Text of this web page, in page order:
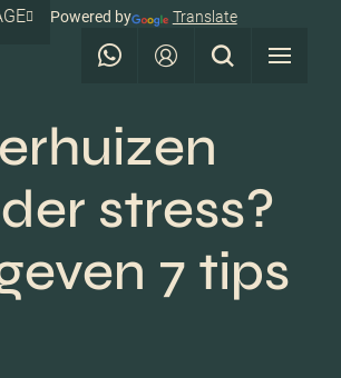
Powered by Translate
stress?
7 tips